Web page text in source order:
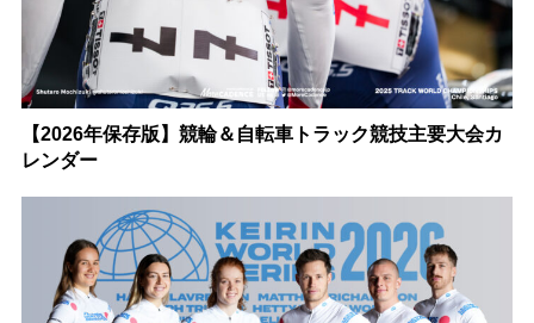
【2026年保存版】競輪＆自転車トラック競技主要大会カ
レンダー